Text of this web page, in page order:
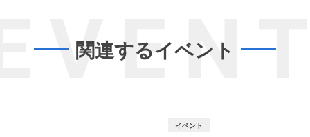
関連するイベント
イベント